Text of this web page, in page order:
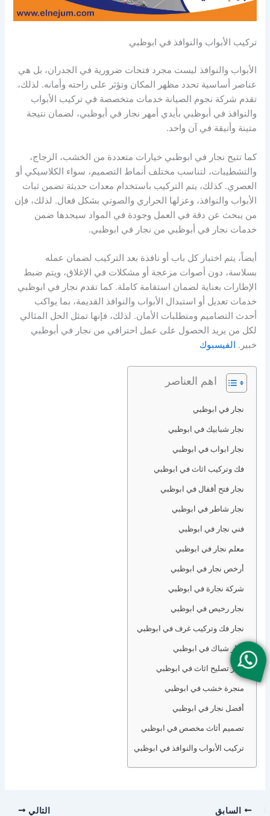
تركيب الأبواب والنوافذ في ابوظبي
الأبواب والنوافذ ليست مجرد فتحات ضرورية في الجدران، بل هي
عناصر أساسية تحدد مظهر المكان وتؤثر على راحته وأمانه. لذلك،
تقدم شركة نجوم الصيانة خدمات متخصصة في تركيب الأبواب
والنوافذ في أبوظبي بأيدي أمهر نجار في أبوظبي، لضمان نتيجة
متينة وأنيقة في آن واحد.
كما تتيح نجار في ابوظبي خيارات متعددة من الخشب، الزجاج،
والتشطيبات، لتناسب مختلف أنماط التصميم، سواء الكلاسيكي أو
العصري. كذلك، يتم التركيب باستخدام معدات حديثة تضمن ثبات
الأبواب والنوافذ، وعزلها الحراري والصوتي بشكل فعال. لذلك، فإن
من يبحث عن دقة في العمل وجودة في المواد سيجدها ضمن
خدمات نجار في أبوظبي من نجار في ابوظبي.
أيضاً، يتم اختبار كل باب أو نافذة بعد التركيب لضمان عمله
بسلاسة، دون أصوات مزعجة أو مشكلات في الإغلاق، ويتم ضبط
الإطارات بعناية لضمان استقامة كاملة. كما تقدم نجار في ابوظبي
خدمات تعديل أو استبدال الأبواب والنوافذ القديمة، بما يواكب
أحدث التصاميم ومتطلبات الأمان. لذلك، فإنها تمثل الحل المثالي
لكل من يريد الحصول على عمل احترافي من نجار في أبوظبي
خبير. الفيسبوك
اهم العناصر
نجار في ابوظبي
نجار شبابيك في ابوظبي
نجار ابواب في ابوظبي
فك وتركيب اثاث في ابوظبي
نجار فتح أقفال في ابوظبي
نجار شاطر في ابوظبي
فني نجار في ابوظبي
معلم نجار في ابوظبي
أرخص نجار في ابوظبي
شركة نجارة في ابوظبي
نجار رخيص في ابوظبي
نجار فك وتركيب غرف في ابوظبي
نجار شباك في ابوظبي
نجار تصليح اثاث في ابوظبي
منجرة خشب في ابوظبي
أفضل نجار في ابوظبي
تصميم أثاث مخصص في ابوظبي
تركيب الأبواب والنوافذ في ابوظبي
السابق التالي